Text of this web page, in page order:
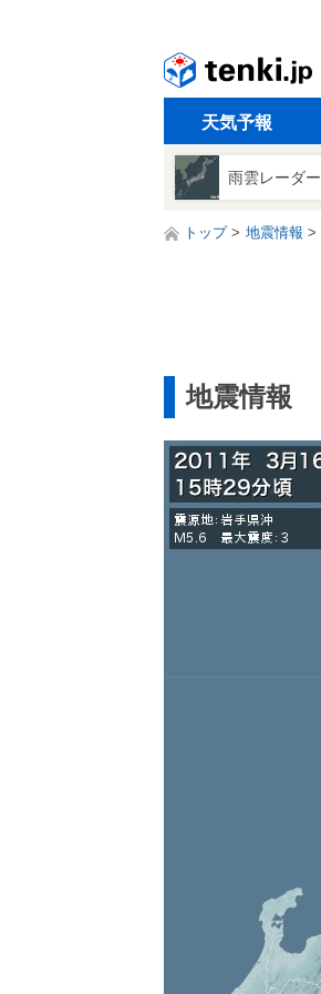
天気予報
雨雲レーダー
トップ 地震情報
地震情報